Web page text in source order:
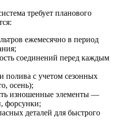
требует планового
ежемесячно в период
соединений перед каждым
полива с учетом сезонных
осень);
изношенные элементы —
форсунки;
деталей для быстрого